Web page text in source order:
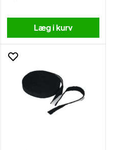
Læg i kurv